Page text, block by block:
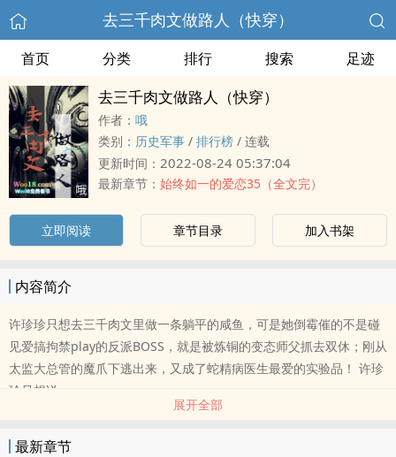
去三千‎肉‍文‌‍­做路人（快穿）
首页 分类 排行 搜索 足迹
去三千‎肉‍文‌‍­做路人（快穿）
作者： 哦
类别： 历史军事 / 排行榜 / 连载
更新时间： 2022-08-24 05:37:04
最新章节： 始终如一的爱恋35（全文完）
立即阅读 章节目录 加入书架
内容简介
许珍珍只想去三千‎肉‍文‌‍­里做一条躺平的咸鱼，可是她倒霉催的不是碰
见爱搞拘禁play的反派BOSS，就是被炼铜的变态师父抓去双休；刚从
太监大总管的魔爪下逃出来，又成了蛇精病医生最爱的实验品！ 许珍
珍只想说..
展开全部
最新章节